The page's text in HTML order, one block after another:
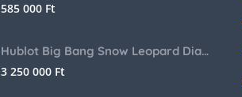
585 000 Ft
Hublot Big Bang Snow Leopard Diamond
3 250 000 Ft